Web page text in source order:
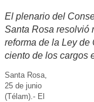
El plenario del
Santa Rosa resolvió
reforma de la Ley de
ciento de los cargos
Santa Rosa,
25 de junio
(Télam).- El